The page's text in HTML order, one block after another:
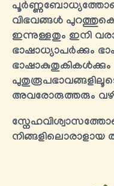
വിഭവങ്ങൾ
ഇന്നുള്ളതും ഇനി
ഭാഷാധ്യാപർക്കും
ഭാഷാകുതുകികള്‍ക്കും
അവരോരുത്തരും
നിങ്ങളിലൊരാളായ